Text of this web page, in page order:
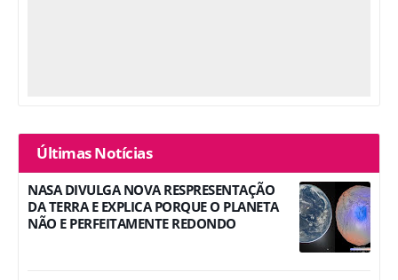
Últimas Notícias
NASA DIVULGA NOVA RESPRESENTAÇÃO
DA TERRA E EXPLICA PORQUE O PLANETA
NÃO E PERFEITAMENTE REDONDO